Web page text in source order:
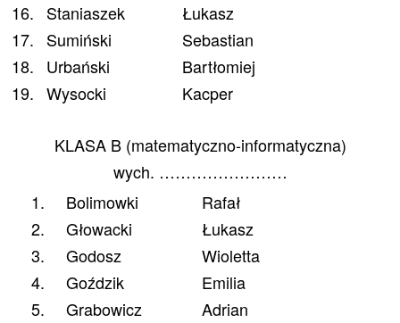
16.
Staniaszek
Łukasz
17.
Sumiński
Sebastian
18.
Urbański
Bartłomiej
19. Wysocki Kacper
KLASA B (matematyczno-informatyczna)
wych. ……………………
1.
Bolimowki
Rafał
2.
Głowacki
Łukasz
3.
Godosz
Wioletta
4.
Goździk
Emilia
5.
Grabowicz
Adrian